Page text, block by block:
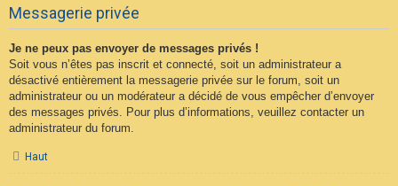
Messagerie privée
Je ne peux pas envoyer de messages privés !
Soit vous n’êtes pas inscrit et connecté, soit un administrateur a
désactivé entièrement la messagerie privée sur le forum, soit un
administrateur ou un modérateur a décidé de vous empêcher d’envoyer
des messages privés. Pour plus d’informations, veuillez contacter un
administrateur du forum.
Haut